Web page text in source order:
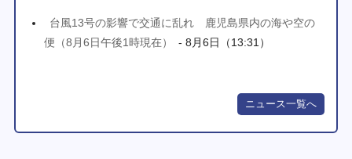
台風13号の影響で交通に乱れ 鹿児島県内の海や空の
便（8月6日午後1時現在）
- 8月6日（13:31）
ニュース一覧へ